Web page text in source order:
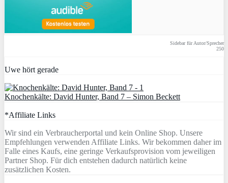
Sidebar für Autor/Sprecher
250
Uwe hört gerade
Knochenkälte: David Hunter, Band 7 – Simon Beckett
*Affiliate Links
Wir sind ein Verbraucherportal und kein Online Shop. Unsere
Empfehlungen verwenden Affiliate Links. Wir bekommen daher im
Falle eines Kaufs, eine geringe Verkaufsprovision vom jeweiligen
Partner Shop. Für dich entstehen dadurch natürlich keine
zusätzlichen Kosten.